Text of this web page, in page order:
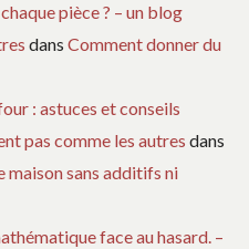
pièce ? – un blog
dans Comment donner du
: astuces et conseils
pas comme les autres dans
maison sans additifs ni
face au hasard. –